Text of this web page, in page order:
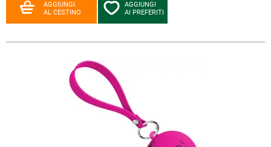
AGGIUNGI
AL CESTINO
AGGIUNGI
AI PREFERITI